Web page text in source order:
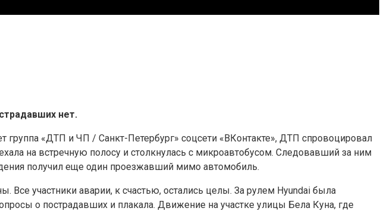
нет.
«ДТП и ЧП / Санкт-Петербург» соцсети «ВКонтакте», ДТП спровоцировал
на встречную полосу и столкнулась с микроавтобусом. Следовавший за ним
получил еще один проезжавший мимо автомобиль.
участники аварии, к счастью, остались целы. За рулем Hyundai была
о пострадавших и плакала. Движение на участке улицы Бела Куна, где